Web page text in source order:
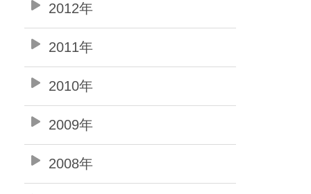
2012年
2011年
2010年
2009年
2008年